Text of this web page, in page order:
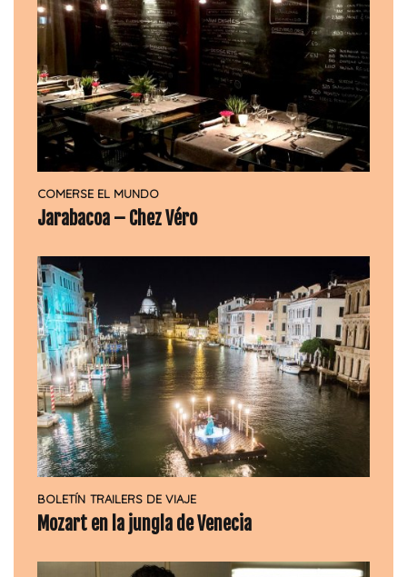
COMERSE EL MUNDO
Jarabacoa – Chez Véro
BOLETÍN TRAILERS DE VIAJE
Mozart en la jungla de Venecia